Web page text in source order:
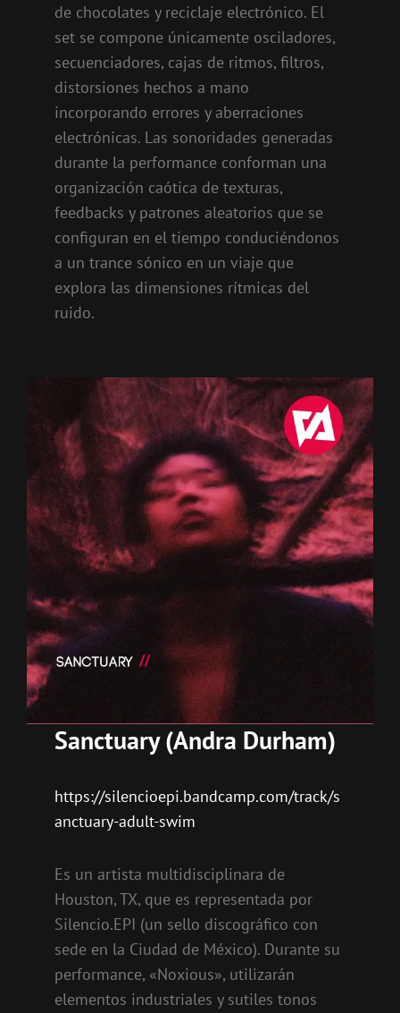
de chocolates y reciclaje electrónico. El
set se compone únicamente osciladores,
secuenciadores, cajas de ritmos, filtros,
distorsiones hechos a mano
incorporando errores y aberraciones
electrónicas. Las sonoridades generadas
durante la performance conforman una
organización caótica de texturas,
feedbacks y patrones aleatorios que se
configuran en el tiempo conduciéndonos
a un trance sónico en un viaje que
explora las dimensiones rítmicas del
ruido.
Sanctuary(Andra Durham)
https://silencioepi.bandcamp.com/track/s
anctuary-adult-swim
Es un artista multidisciplinara de
Houston, TX, que es representada por
Silencio.EPI (un sello discográfico con
sede en la Ciudad de México). Durante su
performance, «Noxious», utilizarán
elementos industriales y sutiles tonos